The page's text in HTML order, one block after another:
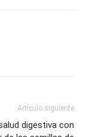
Artículo siguiente
digestiva con